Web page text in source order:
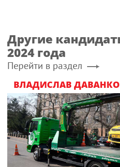
Другие
2024 года
Перейти в раздел
ВЛАДИСЛАВ